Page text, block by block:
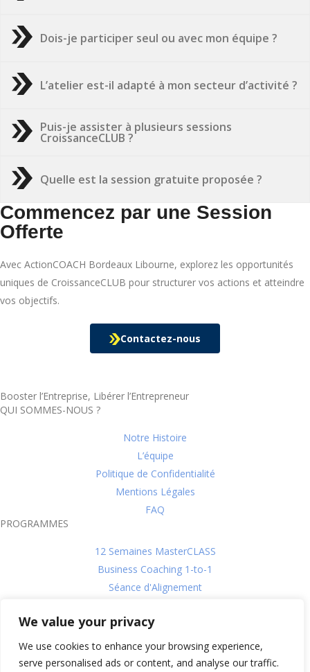
We value your privacy
We use cookies to enhance your browsing experience,
serve personalised ads or content, and analyse our traffic.
Dois-je participer seul ou avec mon équipe ?
L’atelier est-il adapté à mon secteur d’activité ?
Puis-je assister à plusieurs sessions
CroissanceCLUB ?
Quelle est la session gratuite proposée ?
Commencez par une Session
Offerte
Avec ActionCOACH Bordeaux Libourne, explorez les opportunités
uniques de CroissanceCLUB pour structurer vos actions et atteindre
vos objectifs.
Contactez-nous
Booster l’Entreprise, Libérer l’Entrepreneur
QUI SOMMES-NOUS ?
Notre Histoire
L’équipe
Politique de Confidentialité
Mentions Légales
FAQ
PROGRAMMES
12 Semaines MasterCLASS
Business Coaching 1-to-1
Séance d'Alignement
CroissanceCLUB